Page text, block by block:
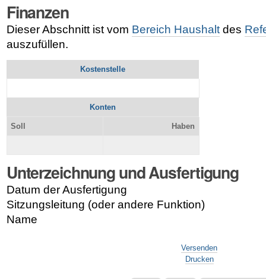
Finanzen
Dieser Abschnitt ist vom Bereich Haushaltdes
auszufüllen.
Kostenstelle
Konten
Soll Haben
Unterzeichnung und Ausfertigung
Datum der Ausfertigung
Sitzungsleitung (oder andere Funktion)
Name
Versenden
Drucken